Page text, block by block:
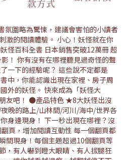
款方式
圍略為驚悚，建議會害怕的小讀者
激的閱讀體驗。 小心！妖怪就在你
怪百科全書 日本銷售突破12萬冊 超
！ 你有沒有在哪裡聽見過奇怪的聲
一下的經驗呢？ 這些說不定都是
中，你能認識出現在家裡、房子周
外的妖怪。 快來成為「妖怪大
友吧！ ●產品特色 ★8大妖怪出沒
晚的路上/山林間/河川/海中/世界各
身邊現身！ 下一秒出現在哪裡？沒
，增加閱讀互動性 每一個翻頁都
現身！每個主題超過10個翻頁等
，有人嚇到瞪大眼睛、有人拔腿狂